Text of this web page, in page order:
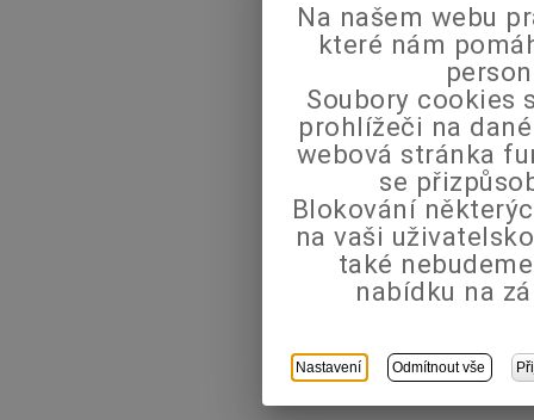
Na našem webu
které nám
Soubory cookies
prohlížeči na
webová stránka
se
Blokování
na vaši
také
nabídku na
Nastavení Odmítnout vše